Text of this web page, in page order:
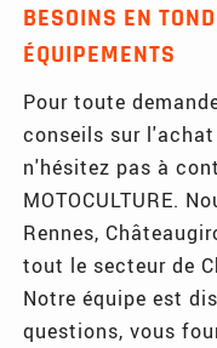
BESOINS EN
ÉQUIPEMENTS
Pour toute
conseils sur
n'hésitez pas à
MOTOCULTURE.
Rennes,
tout le secteur de
Notre équipe est
questions, vous